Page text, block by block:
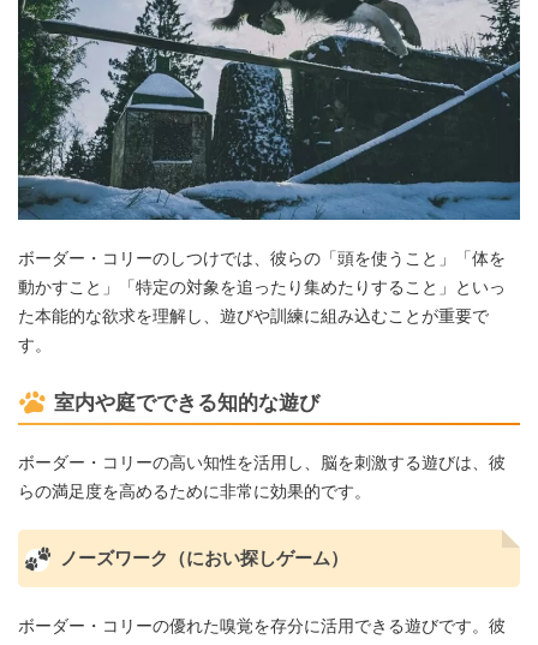
ボーダー・コリーのしつけでは、彼らの「頭を使うこと」「体を
動かすこと」「特定の対象を追ったり集めたりすること」といっ
た本能的な欲求を理解し、遊びや訓練に組み込むことが重要で
す。
室内や庭でできる知的な遊び
ボーダー・コリーの高い知性を活用し、脳を刺激する遊びは、彼
らの満足度を高めるために非常に効果的です。
ノーズワーク（におい探しゲーム）
ボーダー・コリーの優れた嗅覚を存分に活用できる遊びです。彼